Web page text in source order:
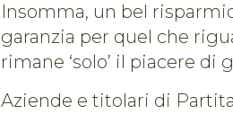
Insomma, un bel
garanzia per quel che
rimane ‘solo’ il piacere di
Aziende e titolari di